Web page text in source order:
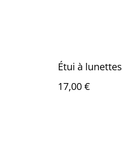
Étui à lunettes
17,00 €